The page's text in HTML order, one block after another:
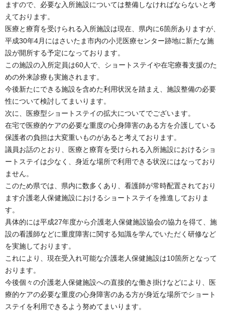
ますので、必要な入所施設については整備しなければならないと考
えております。
医療と療育を受けられる入所施設は現在、県内に6箇所ありますが、
平成30年4月にはさいたま市内の小児医療センター跡地に新たな施
設が開所する予定になっております。
この施設の入所定員は60人で、ショートステイや在宅療養支援のた
めの外来診療も実施されます。
今後新たにできる施設を含めた利用状況を踏まえ、施設整備の必要
性について検討してまいります。
次に、医療型ショートステイの拡大についてでございます。
在宅で医療的ケアの必要な重度の心身障害のある方を介護している
保護者の負担は大変重いものがあると考えております。
議員お話のとおり、医療と療育を受けられる入所施設におけるショ
ートステイは少なく、身近な場所で利用できる状況にはなっており
ません。
このため県では、県内に数多くあり、看護師が常時配置されており
ます介護老人保健施設におけるショートステイを推進しておりま
す。
具体的には平成27年度から介護老人保健施設協会の協力を得て、施
設の看護師などに重度障害に関する知識を学んでいただく研修など
を実施しております。
これにより、現在受入れ可能な介護老人保健施設は10箇所となって
おります。
今後個々の介護老人保健施設への直接的な働き掛けなどにより、医
療的ケアの必要な重度の心身障害のある方が身近な場所でショート
ステイを利用できるよう努めてまいります。